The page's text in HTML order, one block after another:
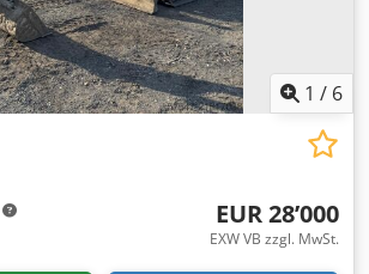
1 / 6
EUR 28’000
EXW VB zzgl. MwSt.